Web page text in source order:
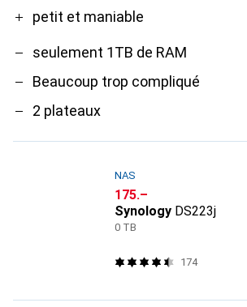
petit et maniable
seulement 1TB de RAM
Beaucoup trop compliqué
2 plateaux
NAS
CHF
175.–
Synology DS223j
0 TB
174